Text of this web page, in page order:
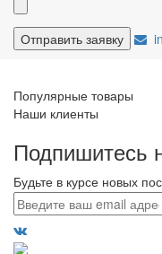
Популярные товары
Наши клиенты
Подпишитесь
Будьте в курсе новых